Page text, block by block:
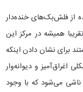
از فلش‌بک‌های خنده‌دار
همیشه در مرکز این
برای نشان دادن اینکه
اغراق‌آمیز و دیوانه‌وار
ناشی می‌شود که با وجود